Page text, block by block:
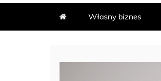
Własny biznes